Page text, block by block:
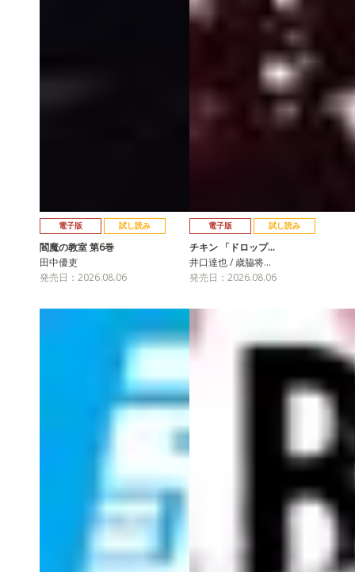
電子版 試し読み
閻魔の教室 第6巻
田中優吏
発売日：2026.08.06
電子版 試し読み
チキン 「ドロップ…
井口達也 / 歳脇将…
発売日：2026.08.06